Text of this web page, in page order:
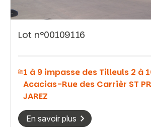
Rechercher
Lot n°00109116
1 à 9 impasse des Tilleuls 2 à
Acacias-Rue des Carrièr ST
JAREZ
En savoir plus